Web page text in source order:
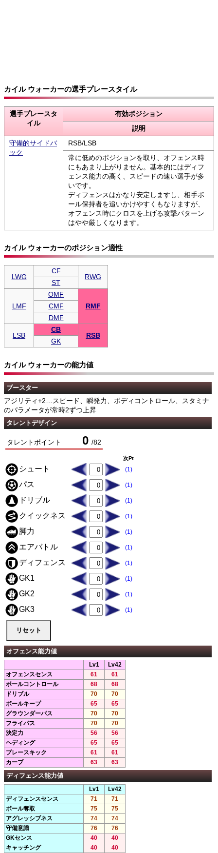
カイル ウォーカーの選手プレースタイル
選手プレースタ
イル
有効ポジション
説明
守備的サイドバ
ック
RSB/LSB
常に低めのポジションを取り、オフェンス時
にもあまり上がりません。基本的にはディフ
ェンス能力の高く、スピードの速い選手が多
いです。
ディフェンスはかなり安定しますし、相手ボ
ール保持者を追いかけやすくもなりますが、
オフェンス時にクロスを上げる攻撃パターン
はやや厳しくなります。
カイル ウォーカーのポジション適性
LWG
CF
RWG
ST
LMF
OMF
RMF
CMF
DMF
LSB
CB
RSB
GK
カイル ウォーカーの能力値
ブースター
アジリティ+2…スピード、瞬発力、ボディコントロール、スタミナ
のパラメータが常時2ずつ上昇
タレントデザイン
タレントポイント 0 /82
次Pt
シュート (1)
パス (1)
ドリブル (1)
クイックネス (1)
脚力 (1)
エアバトル (1)
ディフェンス (1)
GK1 (1)
GK2 (1)
GK3 (1)
オフェンス能力値
Lv1
Lv42
オフェンスセンス
61
61
ボールコントロール
68
68
ドリブル
70
70
ボールキープ
65
65
グラウンダーパス
70
70
フライパス
70
70
決定力
56
56
ヘディング
65
65
プレースキック
61
61
カーブ
63 63
ディフェンス能力値
Lv1
Lv42
ディフェンスセンス
71
71
ボール奪取
75
75
アグレッシブネス
74
74
守備意識
76
76
GKセンス
40
40
キャッチング
40 40